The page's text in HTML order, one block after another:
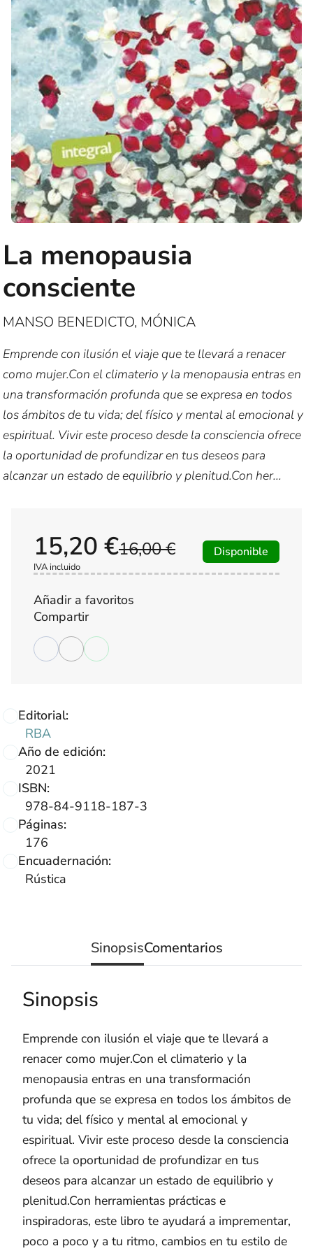
La menopausia
consciente
MANSO BENEDICTO, MÓNICA
Emprende con ilusión el viaje que te llevará a renacer
como mujer.Con el climaterio y la menopausia entras en
una transformación profunda que se expresa en todos
los ámbitos de tu vida; del físico y mental al emocional y
espiritual. Vivir este proceso desde la consciencia ofrece
la oportunidad de profundizar en tus deseos para
alcanzar un estado de equilibrio y plenitud.Con her...
Editorial:
RBA
Año de edición:
2021
ISBN:
978-84-9118-187-3
Páginas:
176
Encuadernación:
Rústica
16,00 €
15,20 €
IVA incluido
Disponible
Añadir a favoritos
Compartir
SinopsisComentarios
Sinopsis
Emprende con ilusión el viaje que te llevará a
renacer como mujer.Con el climaterio y la
menopausia entras en una transformación
profunda que se expresa en todos los ámbitos de
tu vida; del físico y mental al emocional y
espiritual. Vivir este proceso desde la consciencia
ofrece la oportunidad de profundizar en tus
deseos para alcanzar un estado de equilibrio y
plenitud.Con herramientas prácticas e
inspiradoras, este libro te ayudará a imprementar,
poco a poco y a tu ritmo, cambios en tu estilo de